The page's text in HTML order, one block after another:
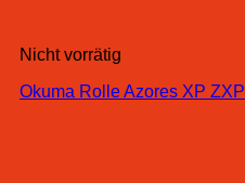
Nicht vorrätig
Okuma Rolle Azores XP ZXP